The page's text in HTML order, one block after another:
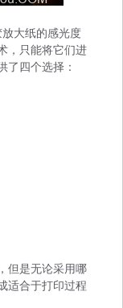
大纸的感光度
，只能将它们进
了四个选择：
但是无论采用哪
适合于打印过程